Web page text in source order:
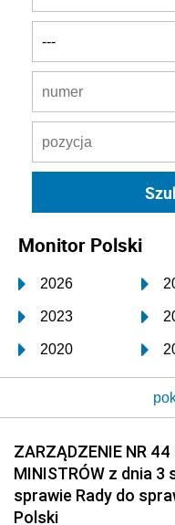
Monitor Polski
2026
2023
2020
2017
2014
2011
2008
2005
ZARZĄDZENIE NR 44
MINISTRÓW z dnia 3
sprawie Rady do
Polski